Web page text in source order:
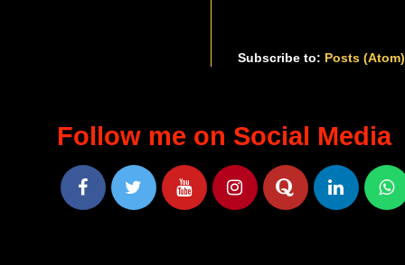
Subscribe to: Posts (Atom)
Follow me on Social Media